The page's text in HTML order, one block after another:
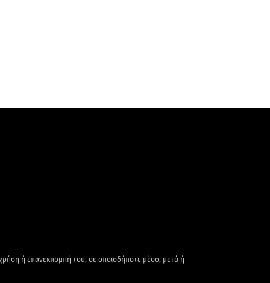
ή επανεκπομπή του, σε οποιοδήποτε μέσο, μετά ή